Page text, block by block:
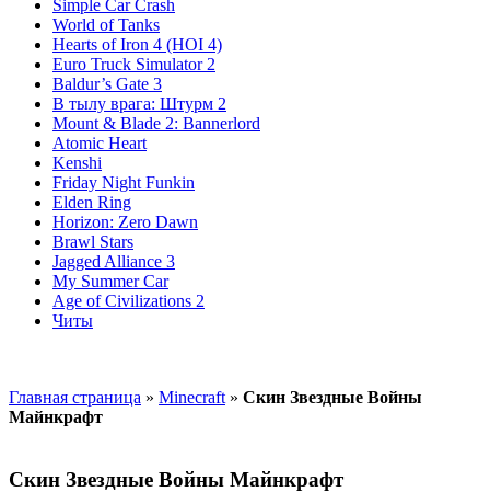
Simple Car Crash
World of Tanks
Hearts of Iron 4 (HOI 4)
Euro Truck Simulator 2
Baldur’s Gate 3
В тылу врага: Штурм 2
Mount & Blade 2: Bannerlord
Atomic Heart
Kenshi
Friday Night Funkin
Elden Ring
Horizon: Zero Dawn
Brawl Stars
Jagged Alliance 3
My Summer Car
Age of Civilizations 2
Читы
Главная страница » Minecraft » Скин Звездные Войны
Майнкрафт
Скин Звездные Войны Майнкрафт